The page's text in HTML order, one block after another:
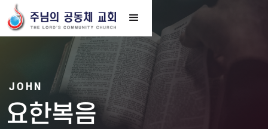
JOHN
요한복음